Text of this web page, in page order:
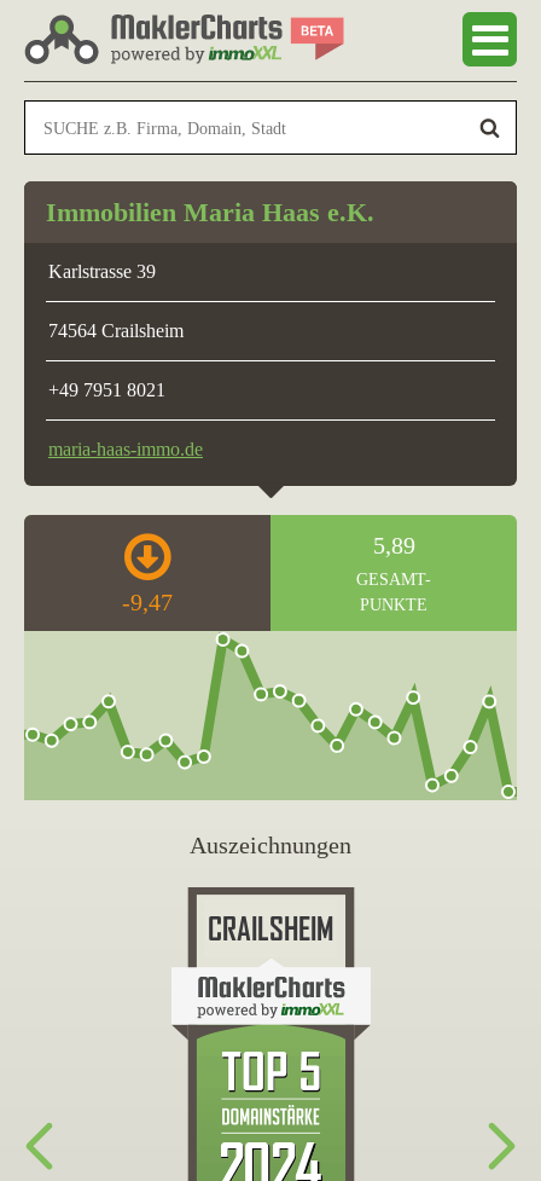
Immobilien Maria Haas e.K.
Karlstrasse 39
74564 Crailsheim
+49 7951 8021
maria-haas-immo.de
-9,47
5,89
GESAMT-
PUNKTE
Auszeichnungen